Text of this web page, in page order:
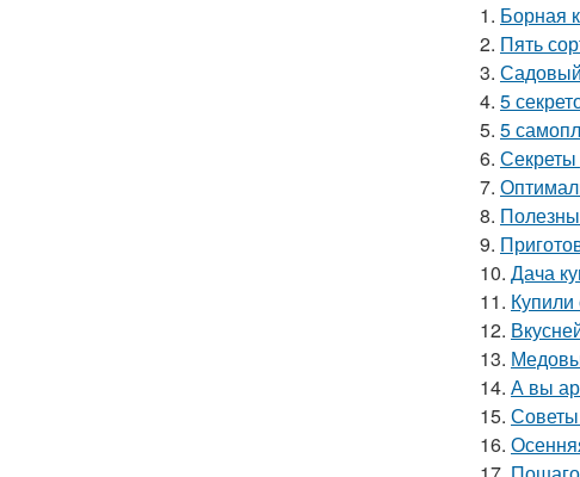
1. Борная
2. Пять
3. Садовый
4. 5
5. 5
6. Секреты
7.
8.
9.
10. Дача
11.
12.
13.
14. А вы
15. Советы
16.